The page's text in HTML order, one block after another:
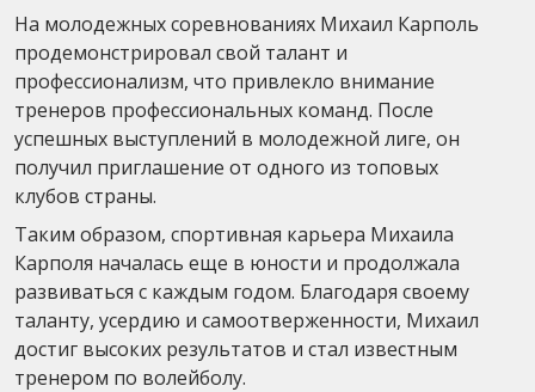
На молодежных соревнованиях Михаил Карполь
продемонстрировал свой талант и
профессионализм, что привлекло внимание
тренеров профессиональных команд. После
успешных выступлений в молодежной лиге, он
получил приглашение от одного из топовых
клубов страны.
Таким образом, спортивная карьера Михаила
Карполя началась еще в юности и продолжала
развиваться с каждым годом. Благодаря своему
таланту, усердию и самоотверженности, Михаил
достиг высоких результатов и стал известным
тренером по волейболу.